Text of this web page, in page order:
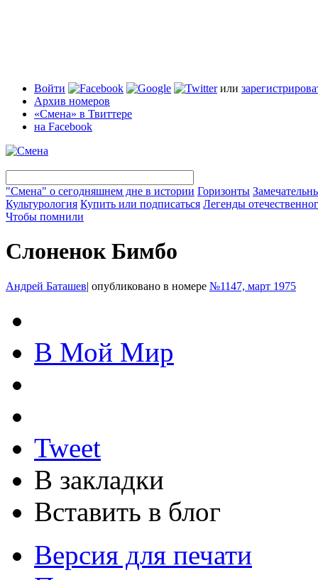
Войти или
Архив номеров
«Смена» в Твиттере
на Facebook
"Смена" о сегодняшнем дне в истории Горизонты
Культурология Купить или подписаться Легенды
Чтобы помнили
Слоненок Бимбо
Андрей Баташев| опубликовано в номере №1147, март 1975
В Мой Мир
Tweet
В закладки
Вставить в блог
Версия для печати